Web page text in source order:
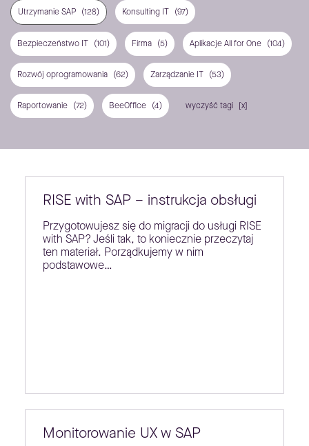
Utrzymanie SAP (128) Konsulting IT (97)
Bezpieczeństwo IT (101) Firma (5) Aplikacje All for One (104)
Rozwój oprogramowania (62) Zarządzanie IT (53)
Raportowanie (72) BeeOffice (4) wyczyść tagi
RISE with SAP – instrukcja obsługi
Przygotowujesz się do migracji do usługi RISE
with SAP? Jeśli tak, to koniecznie przeczytaj
ten materiał. Porządkujemy w nim
podstawowe…
Monitorowanie UX w SAP